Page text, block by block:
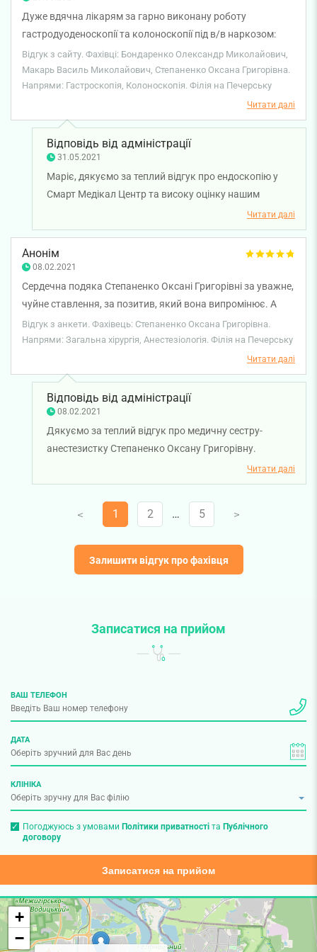
Дуже вдячна лікарям за гарно виконану роботу
гастродуоденоскопії та колоноскопії під в/в наркозом:
Макарь Василь Миколайович, Степаненко Оксана
Григорівна, Філоненко Світлана Миколаївна та
Бондаренко Олександр Миколайович. Все на вищому
рівні, з позитивом, я залишилася дуже задоволена! Раджу
цих медиків!
Відгук з сайту. Фахівці: Бондаренко Олександр Миколайович,
Макарь Василь Миколайович, Степаненко Оксана Григорівна.
Напрями: Гастроскопія, Колоноскопія. Філія на Печерську
Читати далі
Відповідь від адміністрації
31.05.2021
Маріє, дякуємо за теплий відгук про ендоскопію у
Смарт Медікал Центр та високу оцінку нашим
медичним працівникам. Дякуємо за довіру і щиро
бажаємо вам міцного здоров'я!
Читати далі
Анонім
08.02.2021
Сердечна подяка Степаненко Оксані Григорівні за уважне,
чуйне ставлення, за позитив, який вона випромінює. А
настрій пацієнта — це запорука результату. Дякую!
Відгук з анкети. Фахівець: Степаненко Оксана Григорівна.
Напрями: Загальна хірургія, Анестезіологія. Філія на Печерську
Читати далі
Відповідь від адміністрації
08.02.2021
Дякуємо за теплий відгук про медичну сестру-
анестезистку Степаненко Оксану Григорівну.
Дякуємо за довіру і щиро бажаємо вам міцного
здоров'я!
Читати далі
V 1 2 … 5 V
Залишити відгук про фахівця
Записатися на прийом
ВАШ ТЕЛЕФОН
ДАТА
КЛІНІКА
Погоджуюсь з умовами Політики приватностіта Публічного
договору
Записатися на прийом
+
−